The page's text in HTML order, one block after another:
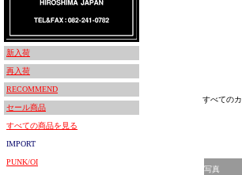
新入荷
再入荷
RECOMMEND
セール商品
すべての商品を見る
IMPORT
PUNK/OI
すべての
写真